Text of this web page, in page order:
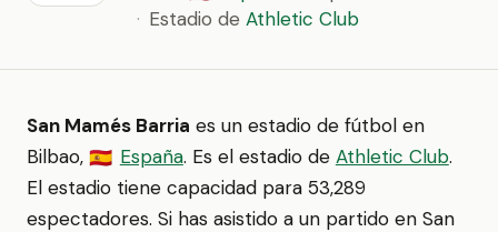
· Estadio de Athletic Club
San Mamés Barria es un estadio de fútbol en
Bilbao, 🇪🇸 España. Es el estadio de Athletic Club.
El estadio tiene capacidad para 53,289
espectadores. Si has asistido a un partido en San